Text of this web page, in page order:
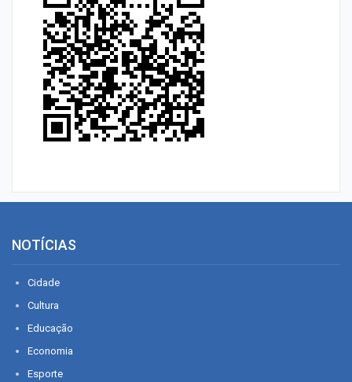
NOTÍCIAS
Cidade
Cultura
Educação
Economia
Esporte